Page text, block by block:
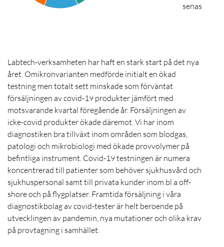
senaste
Labtech-verksamheten har haft en stark start på det nya
året. Omikronvarianten medförde initialt en ökad
testning men totalt sett minskade som förväntat
försäljningen av covid-19 produkter jämfört med
motsvarande kvartal föregående år. Försäljningen av
icke-covid produkter ökade däremot. Vi har inom
diagnostiken bra tillväxt inom områden som blodgas,
patologi och mikrobiologi med ökade provvolymer på
befintliga instrument. Covid-19 testningen är numera
koncentrerad till patienter som behöver sjukhusvård och
sjukhuspersonal samt till privata kunder inom bl a off-
shore och på flygplatser. Framtida försäljning i våra
diagnostikbolag av covid-tester är helt beroende på
utvecklingen av pandemin, nya mutationer och olika krav
på provtagning i samhället.